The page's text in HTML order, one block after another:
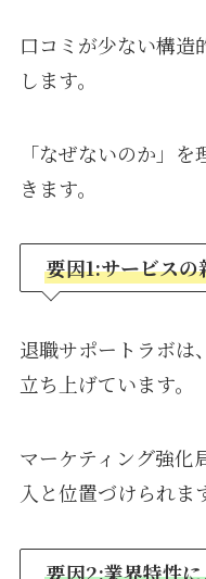
口コミが少ない構造
します。
「なぜないのか」
きます。
要因1:サービスの
退職サポートラボは
立ち上げています。
マーケティング強化
入と位置づけられま
要因2:業界特性